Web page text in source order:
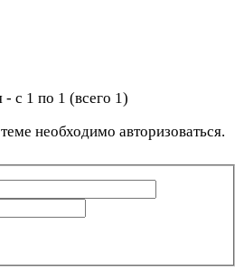
с 1 по 1 (всего 1)
необходимо авторизоваться.